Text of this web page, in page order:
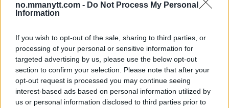
no.mmanytt.com - Do Not Process My Personal
Information
If you wish to opt-out of the sale, sharing to third parties, or
processing of your personal or sensitive information for
targeted advertising by us, please use the below opt-out
section to confirm your selection. Please note that after your
opt-out request is processed you may continue seeing
interest-based ads based on personal information utilized by
us or personal information disclosed to third parties prior to